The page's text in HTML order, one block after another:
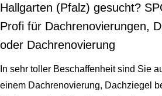
Hallgarten (Pfalz) gesucht?
Profi für Dachrenovierungen,
oder Dachrenovierung
In sehr toller Beschaffenheit sind Sie
einem Dachrenovierung, Dachziegel